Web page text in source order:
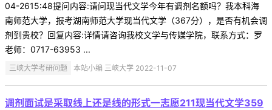
04-2615:48提问内容:请问现当代文学今年有调剂名额吗？我本科海
南师范大学，报考湖南师范大学现当代文学（367分），是否有机会调
剂到贵校？回复内容:详情请咨询我校文学与传媒学院，联系方式：罗
老师：0717-63953 ...
三峡大学考研问题 本站小编 三峡大学 2022-11-07
调剂面试是采取线上还是线的形式一志愿211现当代文学359